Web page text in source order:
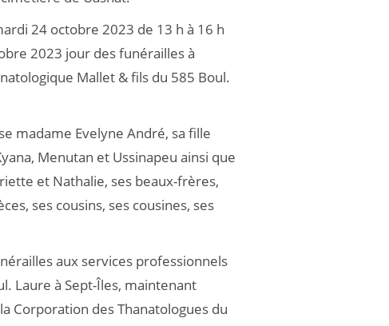
24 octobre 2023 de 13 h à 16 h
2023 jour des funérailles à
Mallet & fils du 585 Boul.
madame Evelyne André, sa fille
Menutan et Ussinapeu ainsi que
et Nathalie, ses beaux-frères,
ses cousins, ses cousines, ses
aux services professionnels
Laure à Sept-Îles, maintenant
Corporation des Thanatologues du